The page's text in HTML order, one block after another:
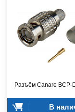
Разъём Canare BCP-
В